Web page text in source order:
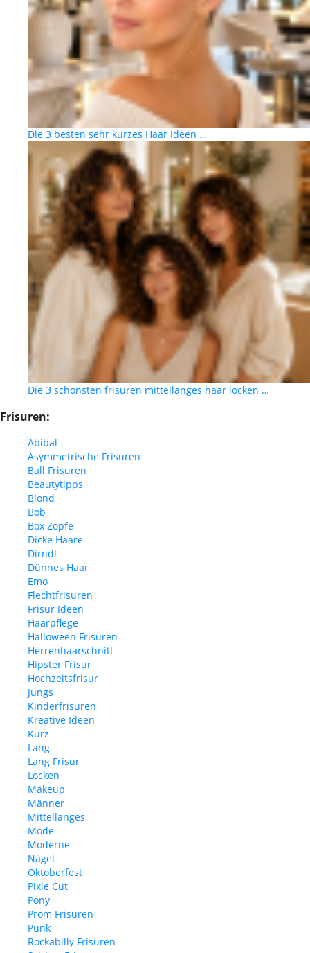
Die 3 besten sehr kurzes Haar Ideen …
Die 3 schönsten frisuren mittellanges haar locken …
Frisuren:
Abibal
Asymmetrische Frisuren
Ball Frisuren
Beautytipps
Blond
Bob
Box Zöpfe
Dicke Haare
Dirndl
Dünnes Haar
Emo
Flechtfrisuren
Frisur Ideen
Haarpflege
Halloween Frisuren
Herrenhaarschnitt
Hipster Frisur
Hochzeitsfrisur
Jungs
Kinderfrisuren
Kreative Ideen
Kurz
Lang
Lang Frisur
Locken
Makeup
Männer
Mittellanges
Mode
Moderne
Nägel
Oktoberfest
Pixie Cut
Pony
Prom Frisuren
Punk
Rockabilly Frisuren